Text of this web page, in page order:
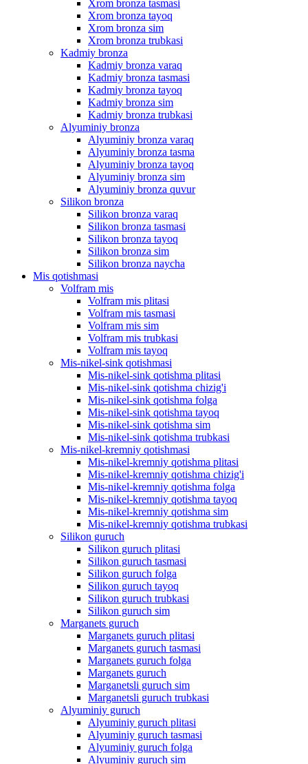
Xrom bronza tasmasi
Xrom bronza tayoq
Xrom bronza sim
Xrom bronza trubkasi
Kadmiy bronza
Kadmiy bronza varaq
Kadmiy bronza tasmasi
Kadmiy bronza tayoq
Kadmiy bronza sim
Kadmiy bronza trubkasi
Alyuminiy bronza
Alyuminiy bronza varaq
Alyuminiy bronza tasma
Alyuminiy bronza tayoq
Alyuminiy bronza sim
Alyuminiy bronza quvur
Silikon bronza
Silikon bronza varaq
Silikon bronza tasmasi
Silikon bronza tayoq
Silikon bronza sim
Silikon bronza naycha
Mis qotishmasi
Volfram mis
Volfram mis plitasi
Volfram mis tasmasi
Volfram mis sim
Volfram mis trubkasi
Volfram mis tayoq
Mis-nikel-sink qotishmasi
Mis-nikel-sink qotishma plitasi
Mis-nikel-sink qotishma chizig'i
Mis-nikel-sink qotishma folga
Mis-nikel-sink qotishma tayoq
Mis-nikel-sink qotishma sim
Mis-nikel-sink qotishma trubkasi
Mis-nikel-kremniy qotishmasi
Mis-nikel-kremniy qotishma plitasi
Mis-nikel-kremniy qotishma chizig'i
Mis-nikel-kremniy qotishma folga
Mis-nikel-kremniy qotishma tayoq
Mis-nikel-kremniy qotishma sim
Mis-nikel-kremniy qotishma trubkasi
Silikon guruch
Silikon guruch plitasi
Silikon guruch tasmasi
Silikon guruch folga
Silikon guruch tayoq
Silikon guruch trubkasi
Silikon guruch sim
Marganets guruch
Marganets guruch plitasi
Marganets guruch tasmasi
Marganets guruch folga
Marganets guruch
Marganetsli guruch sim
Marganetsli guruch trubkasi
Alyuminiy guruch
Alyuminiy guruch plitasi
Alyuminiy guruch tasmasi
Alyuminiy guruch folga
Alyuminiy guruch sim